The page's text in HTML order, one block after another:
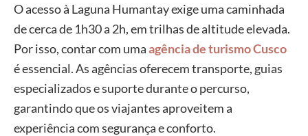
O acesso à Laguna Humantay exige uma caminhada
de cerca de 1h30 a 2h, em trilhas de altitude elevada.
Por isso, contar com umaagência de turismo Cusco
é essencial. As agências oferecem transporte, guias
especializados e suporte durante o percurso,
garantindo que os viajantes aproveitem a
experiência com segurança e conforto.